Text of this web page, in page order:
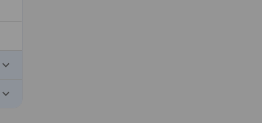
keyboard_arrow_down
keyboard_arrow_down